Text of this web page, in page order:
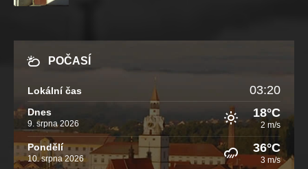
POČASÍ
Lokální čas 03:20
Dnes
9. srpna 2026
18°C
2 m/s
Pondělí
10. srpna 2026
36°C
3 m/s